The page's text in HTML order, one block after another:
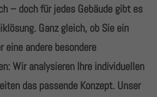
eget dolor. Aenean massa.
et magnis dis
ridiculus mus. Donec
– doch für jedes Gebäude gibt es
Ganz gleich, ob Sie ein
eine andere besondere
Wir analysieren Ihre individuellen
das passende Konzept. Unser